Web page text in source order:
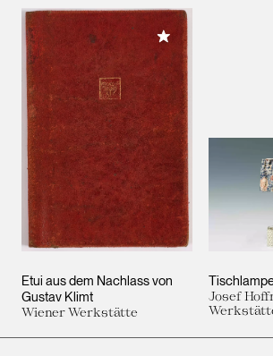
Etui aus dem Nachlass von
Gustav Klimt
Wiener Werkstätte
Meiner Sammlung
Josef